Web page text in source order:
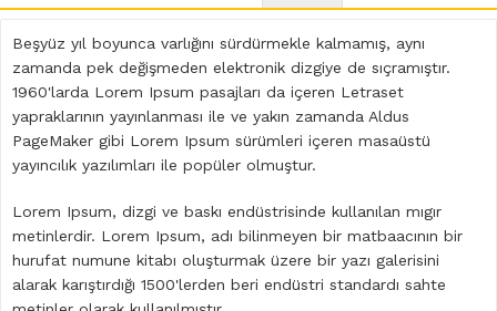
Beşyüz yıl boyunca varlığını sürdürmekle kalmamış, aynı
zamanda pek değişmeden elektronik dizgiye de sıçramıştır.
1960'larda Lorem Ipsum pasajları da içeren Letraset
yapraklarının yayınlanması ile ve yakın zamanda Aldus
PageMaker gibi Lorem Ipsum sürümleri içeren masaüstü
yayıncılık yazılımları ile popüler olmuştur.
Lorem Ipsum, dizgi ve baskı endüstrisinde kullanılan mıgır
metinlerdir. Lorem Ipsum, adı bilinmeyen bir matbaacının bir
hurufat numune kitabı oluşturmak üzere bir yazı galerisini
alarak karıştırdığı 1500'lerden beri endüstri standardı sahte